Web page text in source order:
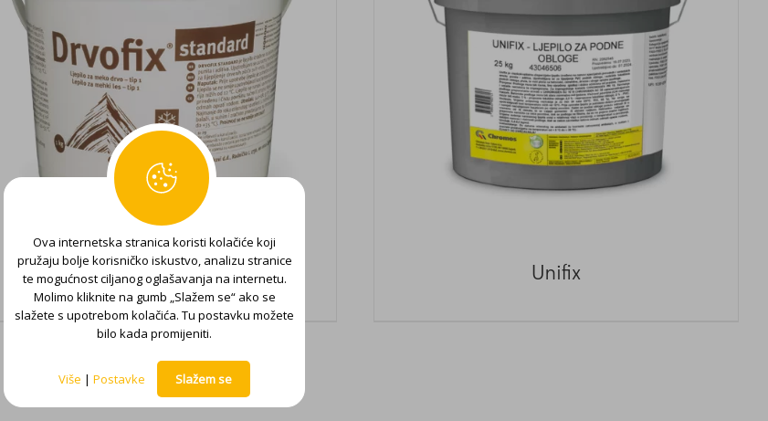
Drvofix standard Unifix
Ova internetska stranica koristi kolačiće koji
pružaju bolje korisničko iskustvo, analizu stranice
te mogućnost ciljanog oglašavanja na internetu.
Molimo kliknite na gumb „Slažem se“ ako se
slažete s upotrebom kolačića. Tu postavku možete
bilo kada promijeniti.
Više | Postavke Slažem se